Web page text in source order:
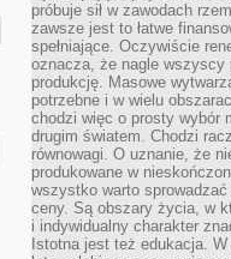
próbuje sił w zawodach
zawsze jest to łatwe
spełniające. Oczywiście
oznacza, że nagle wszyscy
produkcję. Masowe
potrzebne i w wielu
chodzi więc o prosty wybór
drugim światem. Chodzi
równowagi. O uznanie, że
produkowane w
wszystko warto
ceny. Są obszary życia, w
i indywidualny charakter
Istotna jest też edukacja.